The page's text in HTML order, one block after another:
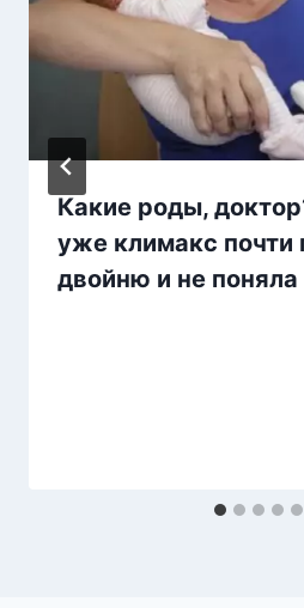
Какие роды,
уже климакс почти
двойню и не поняла